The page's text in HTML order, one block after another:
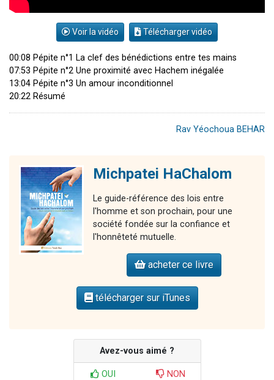
Voir la vidéo Télécharger vidéo
00:08 Pépite n°1 La clef des bénédictions entre tes mains
07:53 Pépite n°2 Une proximité avec Hachem inégalée
13:04 Pépite n°3 Un amour inconditionnel
20:22 Résumé
Rav Yéochoua BEHAR
Michpatei HaChalom
Le guide-référence des lois entre
l'homme et son prochain, pour une
société fondée sur la confiance et
l'honnêteté mutuelle.
acheter ce livre
télécharger sur iTunes
Avez-vous aimé ?
OUI NON